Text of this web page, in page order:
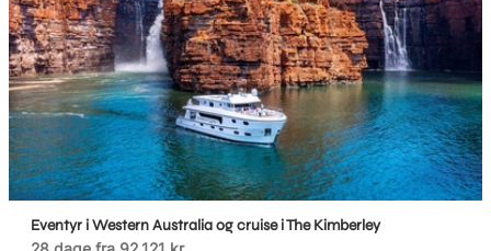
Eventyr i Western Australia og cruise i The Kimberley